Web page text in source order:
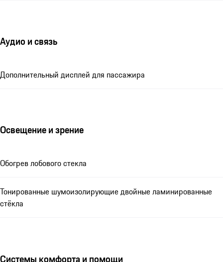
Аудио и связь
Дополнительный дисплей для пассажира
Освещение и зрение
Обогрев лобового стекла
Тонированные шумоизолирующие двойные ламинированные
стёкла
Системы комфорта и помощи